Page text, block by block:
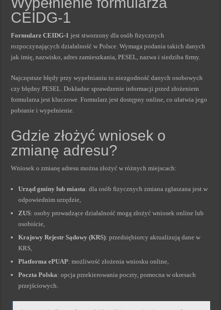
CEIDG-1
Formularz CEIDG-1 jest stworzony dla osób fizycznych
rozpoczynających działalność w Polsce. Wymaga podania takich danych
jak imię, nazwisko, adres zamieszkania, PESEL, nazwa i siedziba firmy.
Najczęstsze błędy przy wypełnianiu to niezgodność danych osobowych
czy błędny PESEL. Dokładne sprawdzenie informacji przed złożeniem
formularza jest kluczowe. Formularz jest dostępny online, co ułatwia jego
pobranie i wypełnienie.
Gdzie złożyć wniosek o
zmianę adresu?
Wniosek o zmianę adresu można złożyć w różnych miejscach:
Urząd gminy lub miasta: dla osób fizycznych zmiana zgłaszana jest w
odpowiednim urzędzie,
ZUS: osoby prowadzące działalność mogą złożyć wniosek online lub
osobiście,
Krajowy Rejestr Sądowy (KRS): przedsiębiorcy aktualizują dane w
KRS,
Platforma ePUAP: możliwość złożenia wniosku online,
Poczta Polska: opcja przekierowania poczty, pomocna w okresach
przejściowych.